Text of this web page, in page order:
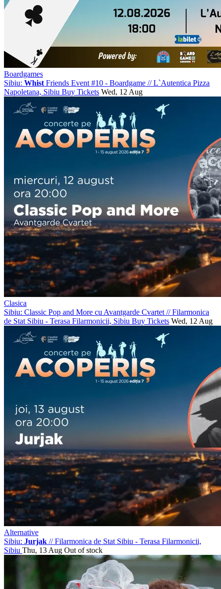
Boardgames
Sibiu: Whist Friends Event #10 - Boardgame //L`Autentica Pizza
Napoletana, Sibiu Buy Tickets Wed, 12 Aug
Clasica
Sibiu: Classic Pop and More cu Avantgarde Cvartet //Filarmonica
de Stat Sibiu - Terasa Filarmonicii, Sibiu Buy Tickets Wed, 12 Aug
Alternative
Sibiu: Jurjak //Filarmonica de Stat Sibiu - Terasa Filarmonicii,
Sibiu Thu, 13 Aug Out of stock